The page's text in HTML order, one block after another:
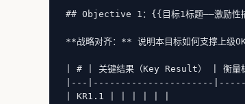
## Objective 1：{{目标1标题——激励性
**战略对齐：** 说明本目标如何支撑上级
| # | 关键结果（Key Result） | 衡量
|---|----------------------
| KR1.1 | | | | | |